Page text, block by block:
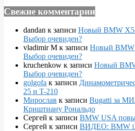
Свежие комментарии
dandan к записи Новый BMW X5
Выбор очевиден?
vladimir M к записи Новый BMW
Выбор очевиден?
kruchenkow к записи Новый
Выбор очевиден?
golgofa к записи
25 и T-210
Мирослав к записи Bugatti за
Криштиану Рональдо
Сергей к записи BMW USA
Сергей к записи ВИДЕО: BMW